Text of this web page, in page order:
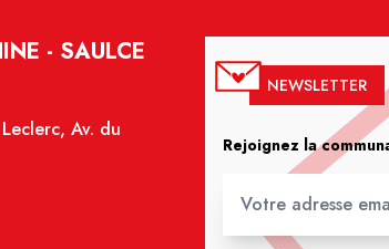
- SAULCE
Av. du
NEWSLETTER
Rejoignez la